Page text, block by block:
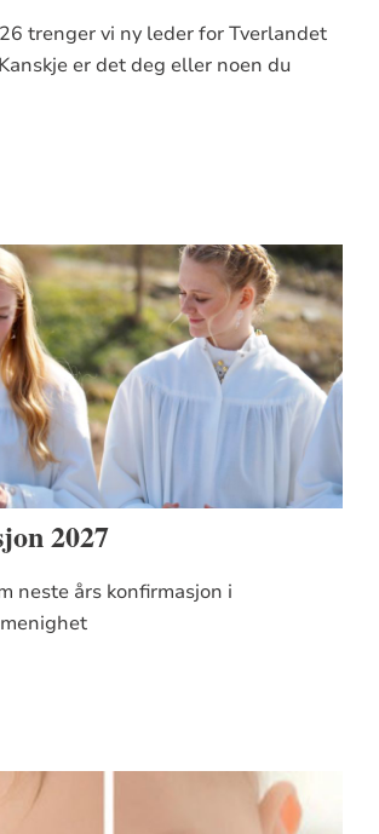
trenger vi ny leder for Tverlandet
er det deg eller noen du
2027
neste års konfirmasjon i